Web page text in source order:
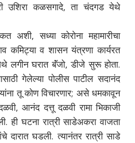
उशिरा कळसगादे, ता चंदगड येथे
अशी, सध्या कोरोना महामारीचा
कमिट्या व शासन यंत्रणा कार्यरत
लगीन घरात बॅंजो, डीजे सुरू होता.
गेलेल्या पोलीस पाटील सदानंद
तू कोण विचारणार; असे धमकावून
आनंद दत्तू दळवी रामा भिकाजी
ही घटना रात्री साडेअकरा वाजता
दारात घडली. त्यानंतर रात्री साडे